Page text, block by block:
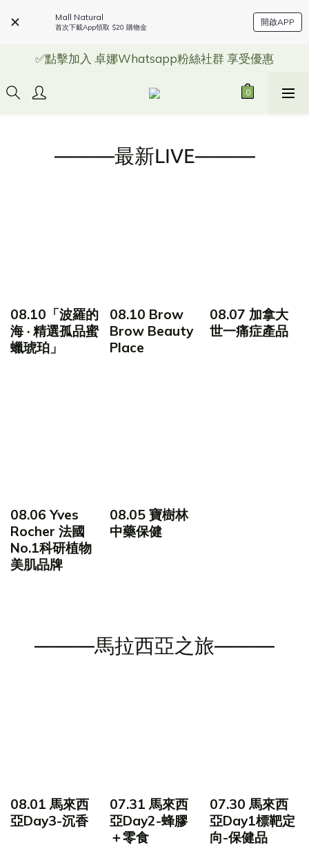
Mall Natural
首次下載App領取 $20 購物金
開啟APP
✅點擊加入 卓娜Whatsapp粉絲社群 享受優惠
———最新LIVE———
08.10「波羅的
海 · 精選孤品蜜
蠟琥珀」
08.10 Brow
Brow Beauty
Place
08.07 加拿大
世一痛症產品
08.06 Yves
Rocher 法國
No.1科研植物
美肌品牌
08.05 寶樹林
中藥保健
———馬拉西亞之旅———
08.01 馬來西
亞Day3-沉香
07.31 馬來西
亞Day2-蜂膠
＋零食
07.30 馬來西
亞Day1標靶定
向-保健品